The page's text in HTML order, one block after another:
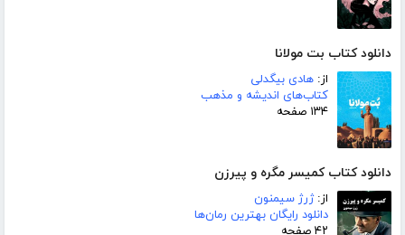
دانلود کتاب بت مولانا
از: هادی بیگدلی
کتاب‌های اندیشه و مذهب
۱۳۴ صفحه
دانلود کتاب کمیسر مگره و پیرزن
از:ژرژ سیمنون
دانلود رایگان بهترین رمان‌ها
۴۲ صفحه